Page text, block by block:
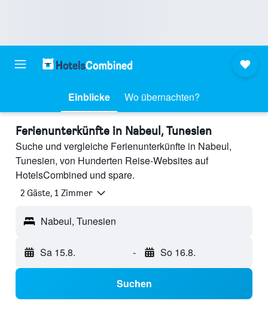
Einblicke Wo übernachten?
Ferienunterkünfte in Nabeul, Tunesien
Suche und vergleiche Ferienunterkünfte in Nabeul,
Tunesien, von Hunderten Reise-Websites auf
HotelsCombined und spare.
2 Gäste, 1 Zimmer
Nabeul, Tunesien
Sa 15.8. - So 16.8.
Suchen